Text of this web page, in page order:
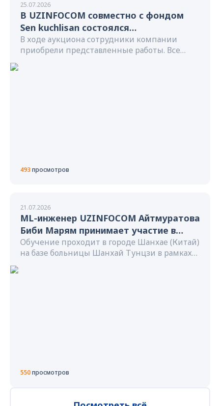
25.07.2026
В UZINFOCOM совместно с фондом
Sen kuchlisan состоялся
благотворительный аукцион картин,
авторами которых стали дети,
В ходе аукциона сотрудники компании
приобрели представленные работы. Все
493просмотров
21.07.2026
ML-инженер UZINFOCOM Айтмуратова
Биби Марям принимает участие в
Международной учебной программе
по теории и применению
Обучение проходит в городе Шанхае (Китай)
на базе больницы Шанхай Тунцзи в рамках
550просмотров